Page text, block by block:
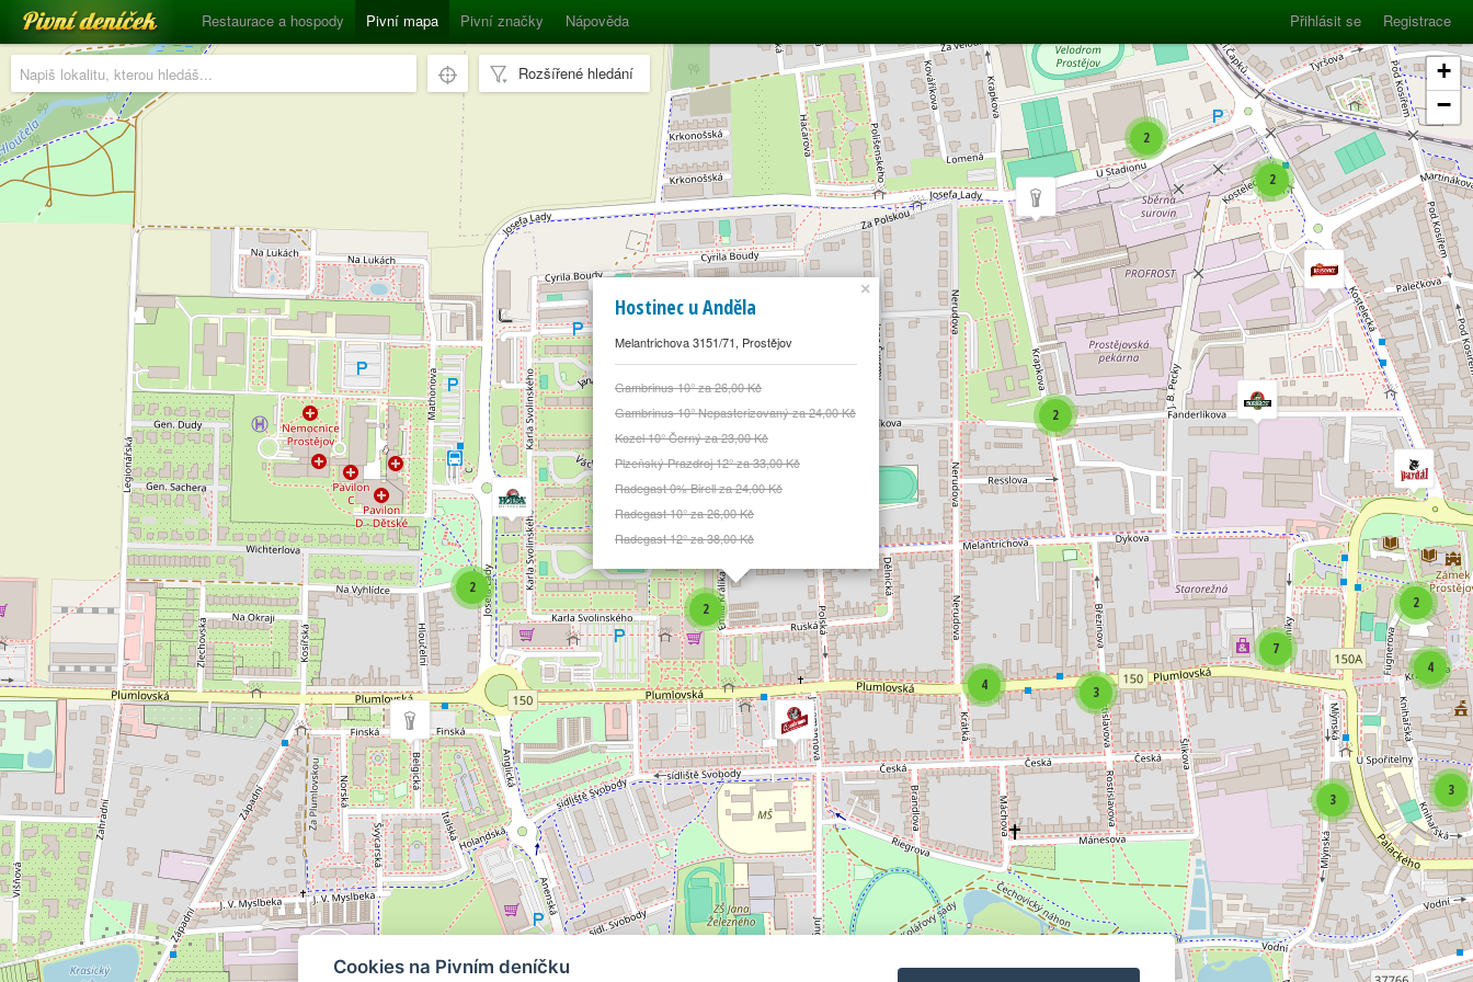
Pivní deníček Restaurace a hospody Pivní mapa Pivní značky Nápověda Přihlásit se Registrace
2
2
2
3
2
3
4
2
3
7
2
4
Hostinec u Anděla
Melantrichova 3151/71, Prostějov
Gambrinus 10° za 26,00 Kč
Gambrinus 10° Nepasterizovaný za 24,00 Kč
Kozel 10° Černý za 23,00 Kč
Plzeňský Prazdroj 12° za 33,00 Kč
Radegast 0% Birell za 24,00 Kč
Radegast 10° za 26,00 Kč
Radegast 12° za 38,00 Kč
×
+
−
Rozšířené hledání
Cookies na Pivním deníčku